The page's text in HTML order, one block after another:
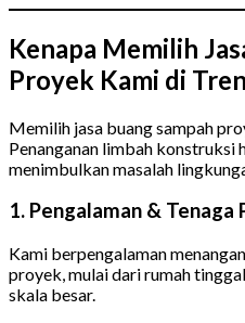
Kenapa Memilih
Proyek Kami di
Memilih jasa buang sampah
Penanganan limbah konstruksi
menimbulkan masalah
1. Pengalaman & Tenaga
Kami berpengalaman
proyek, mulai dari rumah
skala besar.